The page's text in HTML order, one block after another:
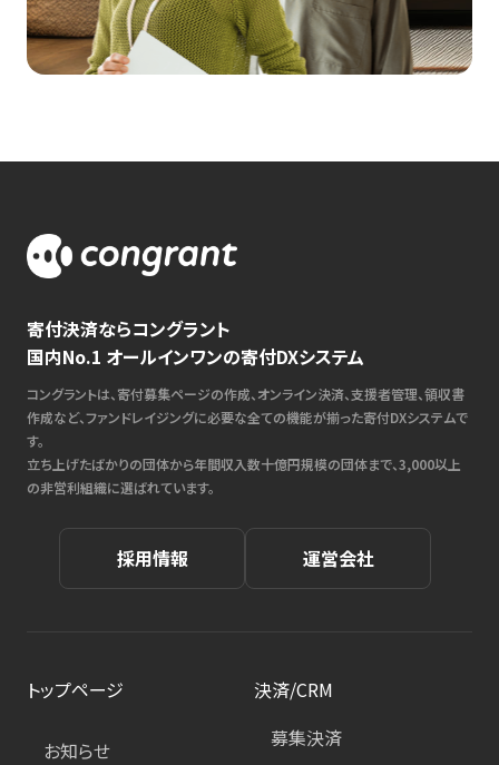
寄付決済ならコングラント
国内No.1 オールインワンの寄付DXシステム
コングラントは、寄付募集ページの作成、オンライン決済、支援者管理、領収書
作成など、ファンドレイジングに必要な全ての機能が揃った寄付DXシステムで
す。
立ち上げたばかりの団体から年間収入数十億円規模の団体まで、3,000以上
の非営利組織に選ばれています。
採用情報 運営会社
トップページ
お知らせ
決済/CRM
募集決済